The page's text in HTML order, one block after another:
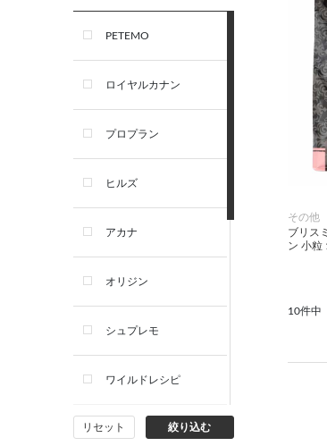
イ・ウェット）
犬ドライフード
犬ウェットフード
犬おやつ
犬サプリ・ミルク・栄養補給
PETEMO
ロイヤルカナン
プロプラン
ヒルズ
アカナ
オリジン
シュプレモ
ワイルドレシピ
ナチュラルチョイス
リセット 絞り込む
その他
ブリス
ン 小粒
10件中